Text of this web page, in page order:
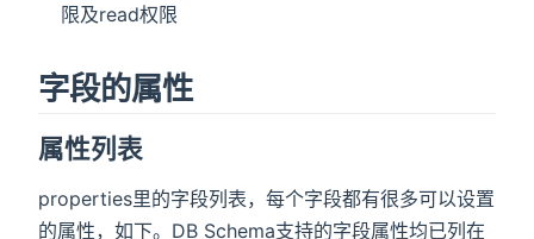
限及read权限
字段的属性
属性列表
properties里的字段列表，每个字段都有很多可以设置
的属性，如下。DB Schema支持的字段属性均已列在